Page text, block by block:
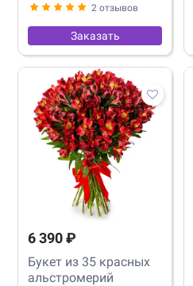
2 отзывов
Заказать
6 390 ₽
Букет из 35 красных
альстромерий